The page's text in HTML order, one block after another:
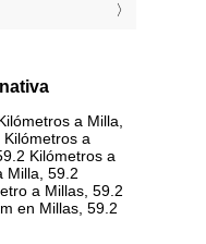
a Milla,
a
Kilómetros a
Milla, 59.2
a Millas, 59.2
en Millas, 59.2